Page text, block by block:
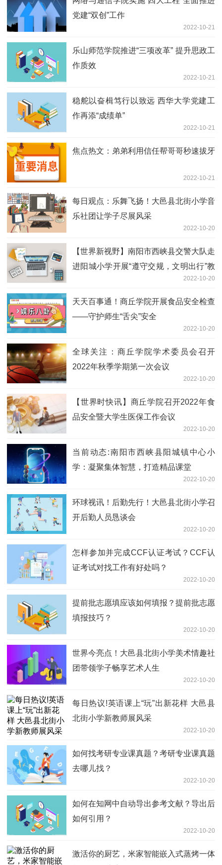
党建“双创”工作
2022-10-21
乐山师范学院推进“三项改革” 提升思政工
作质效
2022-10-21
稳舵以奋楫笃行以致远 西华大学党建工
作再添“成绩单”
2022-10-21
焦点热文：弟弟利用信任帮哥哥秒速拔牙
2022-10-21
每日观点：乐舞飞扬！大邑县北街小学音
乐社团让学子尽展风采
2022-10-20
【世界新视野】南阳市西峡县交警大队走
进阳城小学开展“遵守交规，文明出行”教
2022-10-20
天天百事通！商丘学院开展食品安全检查
——守护师生“舌尖”安全
2022-10-20
全球关注：商丘学院学术委员会召开
2022年秋季学期第一次会议
2022-10-20
【世界时快讯】商丘学院召开2022年食
品安全暨大学生医保工作会议
2022-10-20
当前动态:南阳市西峡县阳城镇中心小
学：凝聚集体智慧，打造精品课堂
2022-10-20
环球视讯！后勤先行！大邑县北街小学召
开后勤人员恳谈会
2022-10-20
怎样参加并完成CCF认证考试？CCF认
证考试对找工作有好处吗？
2022-10-20
提前批志愿填应该如何填报？提前批志愿
填报技巧？
2022-10-20
世界今亮点！大邑县北街小学美术情趣社
团带领学子畅享艺术人生
2022-10-20
每日热议!英语课上“玩”出新花样 大邑县
北街小学新教师展风采
2022-10-20
如何找考研专业课真题？考研专业课真题
去哪儿找？
2022-10-20
如何在知网中自动导出参考文献？导出后
如何引用？
2022-10-20
激活你的厨艺，米家智能嵌入式蒸烤一体